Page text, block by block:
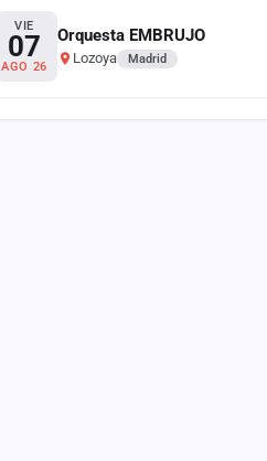
VIE
07
AGO 26
Orquesta EMBRUJO
Lozoya Madrid